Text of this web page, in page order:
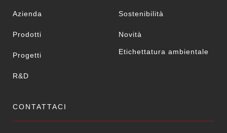
Azienda
Prodotti
Progetti
R&D
Sostenibilità
Novità
Etichettatura ambientale
CONTATTACI